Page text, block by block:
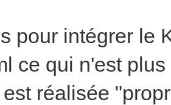
pour intégrer le
ce qui n'est
réalisée